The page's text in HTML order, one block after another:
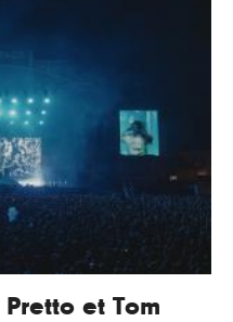
et Tom